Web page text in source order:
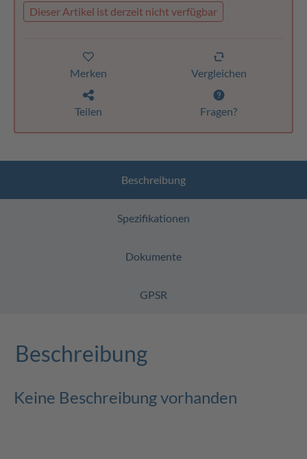
Dieser Artikel ist derzeit nicht verfügbar
Merken Vergleichen
Teilen Fragen?
Beschreibung
Spezifikationen
Dokumente
GPSR
Beschreibung
Keine Beschreibung vorhanden